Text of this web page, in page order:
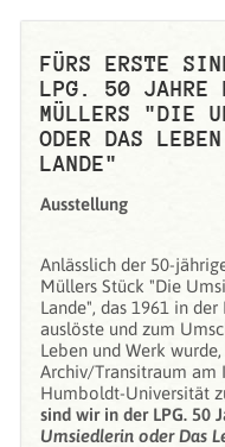
FÜRS ERSTE
LPG. 50 JAHRE
MÜLLERS "DIE
ODER DAS
LANDE"
Ausstellung
Anlässlich der 50-
Müllers Stück "Die
Lande", das 1961 in
auslöste und zum
Leben und Werk
Archiv/Transitraum am
Humboldt-Universität
sind wir in der LPG. 50
Umsiedlerin oder Das